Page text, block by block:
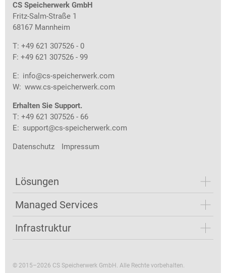
CS Speicherwerk GmbH
Fritz-Salm-Straße 1
68167 Mannheim
T: +49 621 307526 - 0
F: +49 621 307526 - 99
E: info@cs-speicherwerk.com
W: www.cs-speicherwerk.com
Erhalten Sie Support.
T: +49 621 307526 - 66
E: support@cs-speicherwerk.com
Datenschutz Impressum
Lösungen
Managed Services
Infrastruktur
© 2015–2026 CS Speicherwerk GmbH. Alle Rechte vorbehalten.